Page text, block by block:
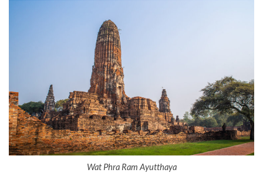
Wat Phra Ram Ayutthaya